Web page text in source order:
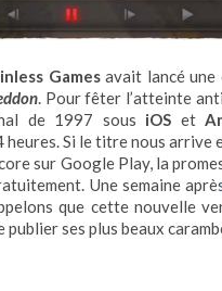
Gamesavait lancé une
. Pour fêter l’atteinte
de 1997 sous iOS et
Si le titre nous arrive
sur Google Play, la
Une semaine
que cette nouvelle
ses plus beaux